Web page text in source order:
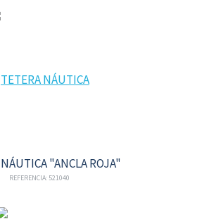
"ANCLA ROJA"
REFERENCIA: 521040